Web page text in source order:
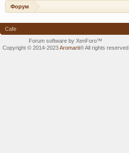
Форум
Cafe
Forum software by XenForo™
Copyright © 2014-2023Aromarti®All rights reserved